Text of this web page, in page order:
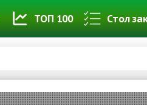
ТОП 100 Стол